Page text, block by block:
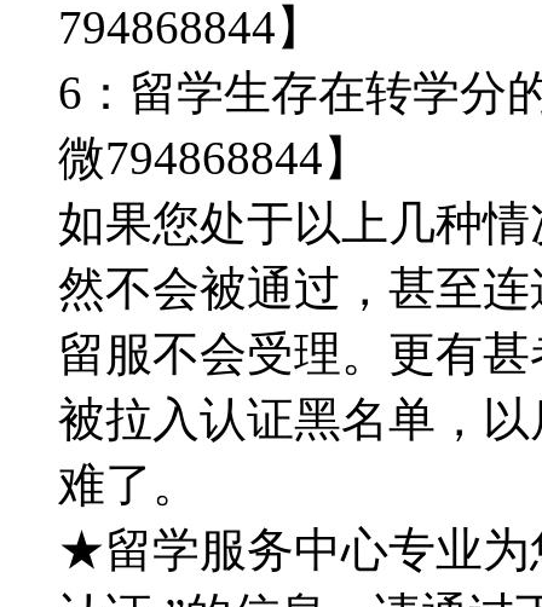
794868844】
6：留学生存在转学分
微794868844】
如果您处于以上几种
然不会被通过，甚至
留服不会受理。更有
被拉入认证黑名单，
难了。
★留学服务中心专业为